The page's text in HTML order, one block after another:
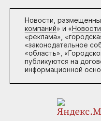
Новости,
компаний» и «
«реклама»,
«законодательное
«область»,
публикуются на
информационной